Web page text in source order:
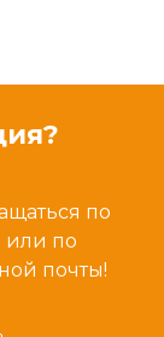
по
или по
почты!